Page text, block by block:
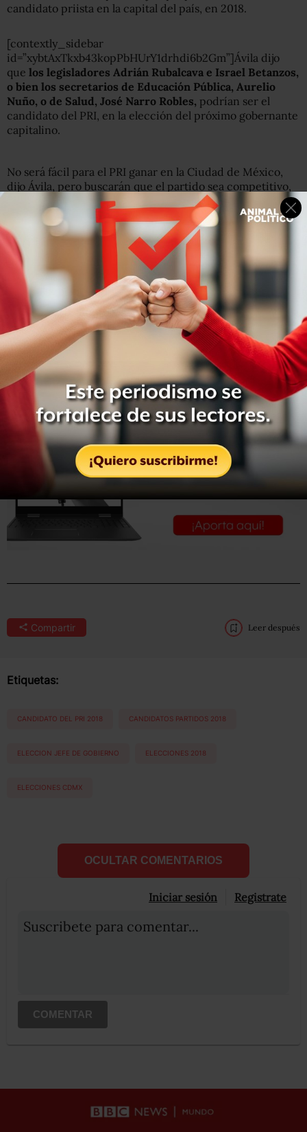
candidato priista en la capital del país, en 2018.
[contextly_sidebar
id=”xybtAxTkxb43kopPbHUrY1drhdi6b2Gm”]Ávila dijo
que los legisladores Adrián Rubalcava e Israel Betanzos,
o bien los secretarios de Educación Pública, Aurelio
Nuño, o de Salud, José Narro Robles, podrían ser el
candidato del PRI, en la elección del próximo gobernante
capitalino.
No será fácil para el PRI ganar en la Ciudad de México,
dijo Ávila, pero buscarán que el partido sea competitivo,
ganando la mayor cantidad de alcaldías y escaños
legislativos, y aportando votos al candidato presidencial
priista.
Sobre este último proceso, el exgobernador del Estado de
México mencionó que “sigue vivo” en sus aspiraciones
en 2018, y que en los próximos días dará a conocer si se
postulará.
Con información de Notimex
Compartir Leer después
Etiquetas:
CANDIDATO DEL PRI 2018 CANDIDATOS PARTIDOS 2018
ELECCION JEFE DE GOBIERNO ELECCIONES 2018
ELECCIONES CDMX
OCULTAR COMENTARIOS
Iniciar sesión Registrate
Suscribete para comentar...
COMENTAR